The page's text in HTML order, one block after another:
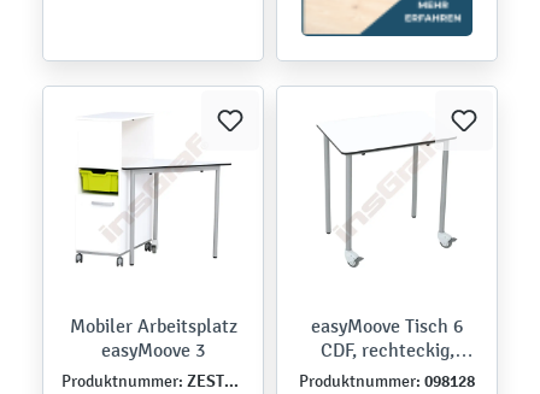
Mobiler Arbeitsplatz
easyMoove 3
Produktnummer: ZEST5586
easyMoove Tisch 6
CDF, rechteckig,
mobil, 50 x 70 cm, TH
Produktnummer: 098128